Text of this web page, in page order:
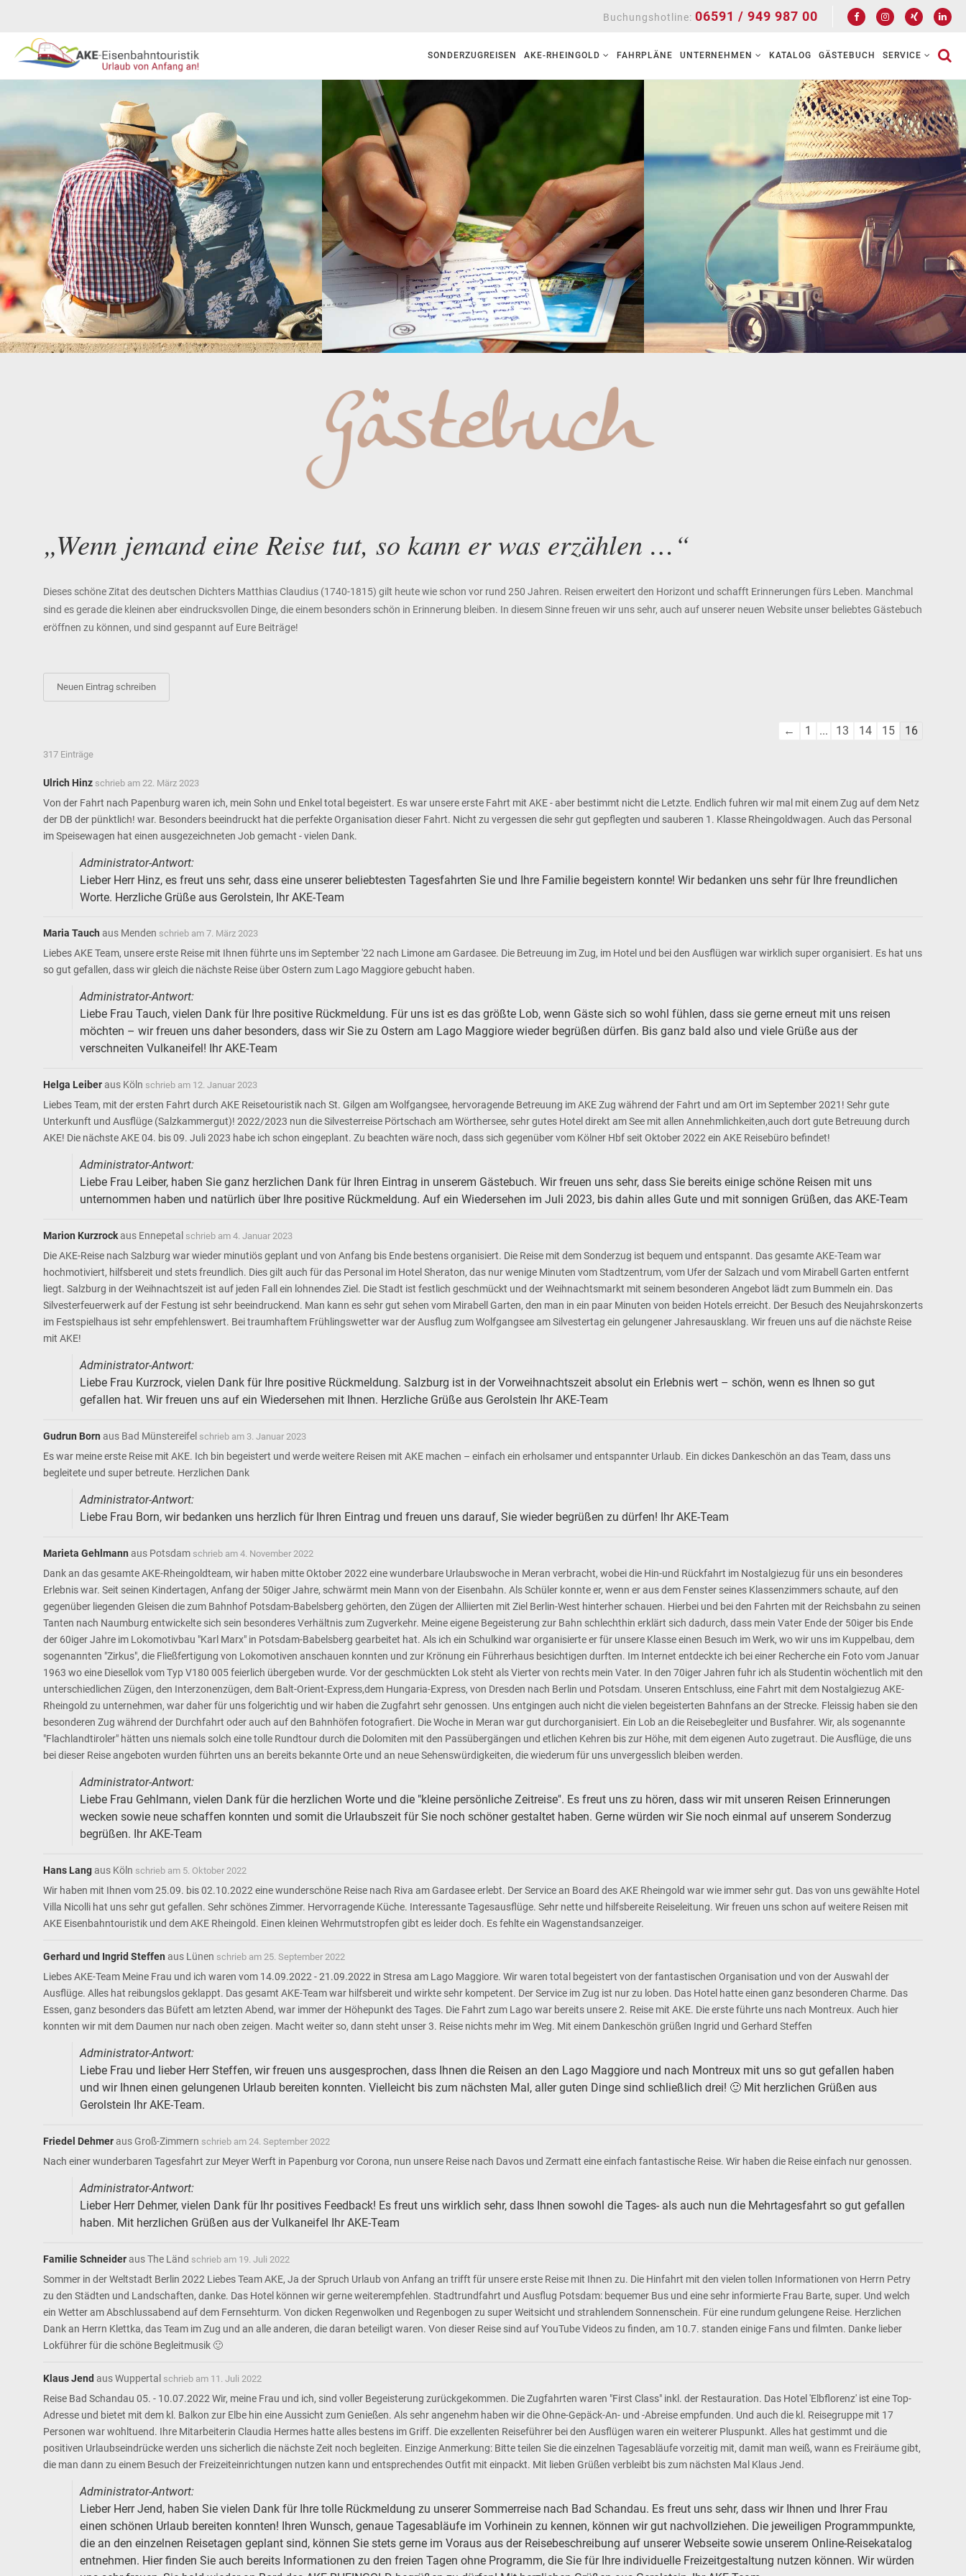
Buchungshotline: 06591 / 949 987 00
SONDERZUGREISEN AKE-RHEINGOLD FAHRPLÄNE UNTERNEHMEN KATALOG GÄSTEBUCH SERVICE
„Wenn jemand eine Reise tut, so kann er was erzählen …“
Dieses schöne Zitat des deutschen Dichters Matthias Claudius (1740-1815) gilt heute wie schon vor rund 250 Jahren. Reisen erweitert den Horizont und schafft Erinnerungen fürs Leben. Manchmal
sind es gerade die kleinen aber eindrucksvollen Dinge, die einem besonders schön in Erinnerung bleiben. In diesem Sinne freuen wir uns sehr, auch auf unserer neuen Website unser beliebtes Gästebuch
eröffnen zu können, und sind gespannt auf Eure Beiträge!
Navigation
← 1 ... 13 14 15 16
317 Einträge
Ulrich Hinz schrieb am 22. März 2023
Von der Fahrt nach Papenburg waren ich, mein Sohn und Enkel total begeistert. Es war unsere erste Fahrt mit AKE - aber bestimmt nicht die Letzte. Endlich fuhren wir mal mit einem Zug auf dem Netz
der DB der pünktlich! war. Besonders beeindruckt hat die perfekte Organisation dieser Fahrt. Nicht zu vergessen die sehr gut gepflegten und sauberen 1. Klasse Rheingoldwagen. Auch das Personal
im Speisewagen hat einen ausgezeichneten Job gemacht - vielen Dank.
Administrator-Antwort:
Lieber Herr Hinz, es freut uns sehr, dass eine unserer beliebtesten Tagesfahrten Sie und Ihre Familie begeistern konnte! Wir bedanken uns sehr für Ihre freundlichen
Worte. Herzliche Grüße aus Gerolstein, Ihr AKE-Team
Maria Tauch aus Menden schrieb am 7. März 2023
Liebes AKE Team, unsere erste Reise mit Ihnen führte uns im September '22 nach Limone am Gardasee. Die Betreuung im Zug, im Hotel und bei den Ausflügen war wirklich super organisiert. Es hat uns
so gut gefallen, dass wir gleich die nächste Reise über Ostern zum Lago Maggiore gebucht haben.
Administrator-Antwort:
Liebe Frau Tauch, vielen Dank für Ihre positive Rückmeldung. Für uns ist es das größte Lob, wenn Gäste sich so wohl fühlen, dass sie gerne erneut mit uns reisen
möchten – wir freuen uns daher besonders, dass wir Sie zu Ostern am Lago Maggiore wieder begrüßen dürfen. Bis ganz bald also und viele Grüße aus der
verschneiten Vulkaneifel! Ihr AKE-Team
Helga Leiberaus Köln schrieb am 12. Januar 2023
Liebes Team, mit der ersten Fahrt durch AKE Reisetouristik nach St. Gilgen am Wolfgangsee, hervoragende Betreuung im AKE Zug während der Fahrt und am Ort im September 2021! Sehr gute
Unterkunft und Ausflüge (Salzkammergut)! 2022/2023 nun die Silvesterreise Pörtschach am Wörthersee, sehr gutes Hotel direkt am See mit allen Annehmlichkeiten,auch dort gute Betreuung durch
AKE! Die nächste AKE 04. bis 09. Juli 2023 habe ich schon eingeplant. Zu beachten wäre noch, dass sich gegenüber vom Kölner Hbf seit Oktober 2022 ein AKE Reisebüro befindet!
Administrator-Antwort:
Liebe Frau Leiber, haben Sie ganz herzlichen Dank für Ihren Eintrag in unserem Gästebuch. Wir freuen uns sehr, dass Sie bereits einige schöne Reisen mit uns
unternommen haben und natürlich über Ihre positive Rückmeldung. Auf ein Wiedersehen im Juli 2023, bis dahin alles Gute und mit sonnigen Grüßen, das AKE-Team
Marion Kurzrockaus Ennepetal schrieb am 4. Januar 2023
Die AKE-Reise nach Salzburg war wieder minutiös geplant und von Anfang bis Ende bestens organisiert. Die Reise mit dem Sonderzug ist bequem und entspannt. Das gesamte AKE-Team war
hochmotiviert, hilfsbereit und stets freundlich. Dies gilt auch für das Personal im Hotel Sheraton, das nur wenige Minuten vom Stadtzentrum, vom Ufer der Salzach und vom Mirabell Garten entfernt
liegt. Salzburg in der Weihnachtszeit ist auf jeden Fall ein lohnendes Ziel. Die Stadt ist festlich geschmückt und der Weihnachtsmarkt mit seinem besonderen Angebot lädt zum Bummeln ein. Das
Silvesterfeuerwerk auf der Festung ist sehr beeindruckend. Man kann es sehr gut sehen vom Mirabell Garten, den man in ein paar Minuten von beiden Hotels erreicht. Der Besuch des Neujahrskonzerts
im Festspielhaus ist sehr empfehlenswert. Bei traumhaftem Frühlingswetter war der Ausflug zum Wolfgangsee am Silvestertag ein gelungener Jahresausklang. Wir freuen uns auf die nächste Reise
mit AKE!
Administrator-Antwort:
Liebe Frau Kurzrock, vielen Dank für Ihre positive Rückmeldung. Salzburg ist in der Vorweihnachtszeit absolut ein Erlebnis wert – schön, wenn es Ihnen so gut
gefallen hat. Wir freuen uns auf ein Wiedersehen mit Ihnen. Herzliche Grüße aus Gerolstein Ihr AKE-Team
Gudrun Born aus Bad Münstereifel schrieb am 3. Januar 2023
Es war meine erste Reise mit AKE. Ich bin begeistert und werde weitere Reisen mit AKE machen – einfach ein erholsamer und entspannter Urlaub. Ein dickes Dankeschön an das Team, dass uns
begleitete und super betreute. Herzlichen Dank
Administrator-Antwort:
Liebe Frau Born, wir bedanken uns herzlich für Ihren Eintrag und freuen uns darauf, Sie wieder begrüßen zu dürfen! Ihr AKE-Team
Marieta Gehlmann aus Potsdam schrieb am 4. November 2022
Dank an das gesamte AKE-Rheingoldteam, wir haben mitte Oktober 2022 eine wunderbare Urlaubswoche in Meran verbracht, wobei die Hin-und Rückfahrt im Nostalgiezug für uns ein besonderes
Erlebnis war. Seit seinen Kindertagen, Anfang der 50iger Jahre, schwärmt mein Mann von der Eisenbahn. Als Schüler konnte er, wenn er aus dem Fenster seines Klassenzimmers schaute, auf den
gegenüber liegenden Gleisen die zum Bahnhof Potsdam-Babelsberg gehörten, den Zügen der Alliierten mit Ziel Berlin-West hinterher schauen. Hierbei und bei den Fahrten mit der Reichsbahn zu seinen
Tanten nach Naumburg entwickelte sich sein besonderes Verhältnis zum Zugverkehr. Meine eigene Begeisterung zur Bahn schlechthin erklärt sich dadurch, dass mein Vater Ende der 50iger bis Ende
der 60iger Jahre im Lokomotivbau "Karl Marx" in Potsdam-Babelsberg gearbeitet hat. Als ich ein Schulkind war organisierte er für unsere Klasse einen Besuch im Werk, wo wir uns im Kuppelbau, dem
sogenannten "Zirkus", die Fließfertigung von Lokomotiven anschauen konnten und zur Krönung ein Führerhaus besichtigen durften. Im Internet entdeckte ich bei einer Recherche ein Foto vom Januar
1963 wo eine Diesellok vom Typ V180 005 feierlich übergeben wurde. Vor der geschmückten Lok steht als Vierter von rechts mein Vater. In den 70iger Jahren fuhr ich als Studentin wöchentlich mit den
unterschiedlichen Zügen, den Interzonenzügen, dem Balt-Orient-Express,dem Hungaria-Express, von Dresden nach Berlin und Potsdam. Unseren Entschluss, eine Fahrt mit dem Nostalgiezug AKE-
Rheingold zu unternehmen, war daher für uns folgerichtig und wir haben die Zugfahrt sehr genossen. Uns entgingen auch nicht die vielen begeisterten Bahnfans an der Strecke. Fleissig haben sie den
besonderen Zug während der Durchfahrt oder auch auf den Bahnhöfen fotografiert. Die Woche in Meran war gut durchorganisiert. Ein Lob an die Reisebegleiter und Busfahrer. Wir, als sogenannte
"Flachlandtiroler" hätten uns niemals solch eine tolle Rundtour durch die Dolomiten mit den Passübergängen und etlichen Kehren bis zur Höhe, mit dem eigenen Auto zugetraut. Die Ausflüge, die uns
bei dieser Reise angeboten wurden führten uns an bereits bekannte Orte und an neue Sehenswürdigkeiten, die wiederum für uns unvergesslich bleiben werden.
Administrator-Antwort:
Liebe Frau Gehlmann, vielen Dank für die herzlichen Worte und die "kleine persönliche Zeitreise". Es freut uns zu hören, dass wir mit unseren Reisen Erinnerungen
wecken sowie neue schaffen konnten und somit die Urlaubszeit für Sie noch schöner gestaltet haben. Gerne würden wir Sie noch einmal auf unserem Sonderzug
begrüßen. Ihr AKE-Team
Hans Langaus Köln schrieb am 5. Oktober 2022
Wir haben mit Ihnen vom 25.09. bis 02.10.2022 eine wunderschöne Reise nach Riva am Gardasee erlebt. Der Service an Board des AKE Rheingold war wie immer sehr gut. Das von uns gewählte Hotel
Villa Nicolli hat uns sehr gut gefallen. Sehr schönes Zimmer. Hervorragende Küche. Interessante Tagesausflüge. Sehr nette und hilfsbereite Reiseleitung. Wir freuen uns schon auf weitere Reisen mit
AKE Eisenbahntouristik und dem AKE Rheingold. Einen kleinen Wehrmutstropfen gibt es leider doch. Es fehlte ein Wagenstandsanzeiger.
Gerhard und Ingrid Steffen aus Lünen schrieb am 25. September 2022
Liebes AKE-Team Meine Frau und ich waren vom 14.09.2022 - 21.09.2022 in Stresa am Lago Maggiore. Wir waren total begeistert von der fantastischen Organisation und von der Auswahl der
Ausflüge. Alles hat reibungslos geklappt. Das gesamt AKE-Team war hilfsbereit und wirkte sehr kompetent. Der Service im Zug ist nur zu loben. Das Hotel hatte einen ganz besonderen Charme. Das
Essen, ganz besonders das Büfett am letzten Abend, war immer der Höhepunkt des Tages. Die Fahrt zum Lago war bereits unsere 2. Reise mit AKE. Die erste führte uns nach Montreux. Auch hier
konnten wir mit dem Daumen nur nach oben zeigen. Macht weiter so, dann steht unser 3. Reise nichts mehr im Weg. Mit einem Dankeschön grüßen Ingrid und Gerhard Steffen
Administrator-Antwort:
Liebe Frau und lieber Herr Steffen, wir freuen uns ausgesprochen, dass Ihnen die Reisen an den Lago Maggiore und nach Montreux mit uns so gut gefallen haben
und wir Ihnen einen gelungenen Urlaub bereiten konnten. Vielleicht bis zum nächsten Mal, aller guten Dinge sind schließlich drei! 🙂 Mit herzlichen Grüßen aus
Gerolstein Ihr AKE-Team.
Friedel Dehmeraus Groß-Zimmern schrieb am 24. September 2022
Nach einer wunderbaren Tagesfahrt zur Meyer Werft in Papenburg vor Corona, nun unsere Reise nach Davos und Zermatt eine einfach fantastische Reise. Wir haben die Reise einfach nur genossen.
Administrator-Antwort:
Lieber Herr Dehmer, vielen Dank für Ihr positives Feedback! Es freut uns wirklich sehr, dass Ihnen sowohl die Tages- als auch nun die Mehrtagesfahrt so gut gefallen
haben. Mit herzlichen Grüßen aus der Vulkaneifel Ihr AKE-Team
Familie SchneiderausThe Länd schrieb am 19. Juli 2022
Sommer in der Weltstadt Berlin 2022 Liebes Team AKE, Ja der Spruch Urlaub von Anfang an trifft für unsere erste Reise mit Ihnen zu. Die Hinfahrt mit den vielen tollen Informationen von Herrn Petry
zu den Städten und Landschaften, danke. Das Hotel können wir gerne weiterempfehlen. Stadtrundfahrt und Ausflug Potsdam: bequemer Bus und eine sehr informierte Frau Barte, super. Und welch
ein Wetter am Abschlussabend auf dem Fernsehturm. Von dicken Regenwolken und Regenbogen zu super Weitsicht und strahlendem Sonnenschein. Für eine rundum gelungene Reise. Herzlichen
Dank an Herrn Klettka, das Team im Zug und an alle anderen, die daran beteiligt waren. Von dieser Reise sind auf YouTube Videos zu finden, am 10.7. standen einige Fans und filmten. Danke lieber
Lokführer für die schöne Begleitmusik 🙂
Klaus Jend ausWuppertal schrieb am 11. Juli 2022
Reise Bad Schandau 05. - 10.07.2022 Wir, meine Frau und ich, sind voller Begeisterung zurückgekommen. Die Zugfahrten waren "First Class" inkl. der Restauration. Das Hotel 'Elbflorenz' ist eine Top-
Adresse und bietet mit dem kl. Balkon zur Elbe hin eine Aussicht zum Genießen. Als sehr angenehm haben wir die Ohne-Gepäck-An- und -Abreise empfunden. Und auch die kl. Reisegruppe mit 17
Personen war wohltuend. Ihre Mitarbeiterin Claudia Hermes hatte alles bestens im Griff. Die exzellenten Reiseführer bei den Ausflügen waren ein weiterer Pluspunkt. Alles hat gestimmt und die
positiven Urlaubseindrücke werden uns sicherlich die nächste Zeit noch begleiten. Einzige Anmerkung: Bitte teilen Sie die einzelnen Tagesabläufe vorzeitig mit, damit man weiß, wann es Freiräume gibt,
die man dann zu einem Besuch der Freizeiteinrichtungen nutzen kann und entsprechendes Outfit mit einpackt. Mit lieben Grüßen verbleibt bis zum nächsten Mal Klaus Jend.
Administrator-Antwort:
Lieber Herr Jend, haben Sie vielen Dank für Ihre tolle Rückmeldung zu unserer Sommerreise nach Bad Schandau. Es freut uns sehr, dass wir Ihnen und Ihrer Frau
einen schönen Urlaub bereiten konnten! Ihren Wunsch, genaue Tagesabläufe im Vorhinein zu kennen, können wir gut nachvollziehen. Die jeweiligen Programmpunkte,
die an den einzelnen Reisetagen geplant sind, können Sie stets gerne im Voraus aus der Reisebeschreibung auf unserer Webseite sowie unserem Online-Reisekatalog
entnehmen. Hier finden Sie auch bereits Informationen zu den freien Tagen ohne Programm, die Sie für Ihre individuelle Freizeitgestaltung nutzen können. Wir würden